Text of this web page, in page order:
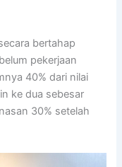
bertahap
pekerjaan
40% dari nilai
ke dua sebesar
30% setelah